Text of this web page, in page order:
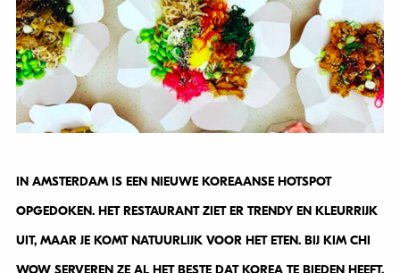
IN AMSTERDAM IS EEN NIEUWE KOREAANSE HOTSPOT
OPGEDOKEN. HET RESTAURANT ZIET ER TRENDY EN KLEURRIJK
UIT, MAAR JE KOMT NATUURLIJK VOOR HET ETEN. BIJ KIM CHI